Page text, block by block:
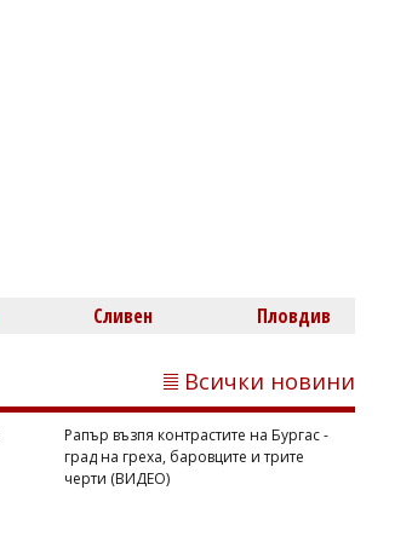
Сливен Пловдив
Всички новини
Рапър възпя контрастите на Бургас -
град на греха, баровците и трите
черти (ВИДЕО)